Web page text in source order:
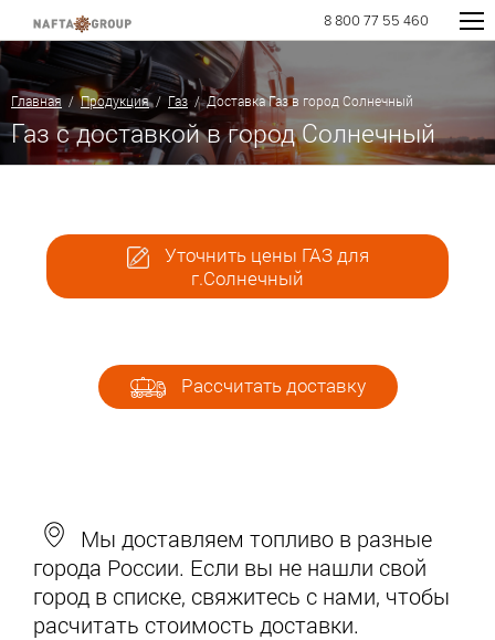
8 800 77 55 460
Главная /Продукция/ Газ / Доставка Газ в город Солнечный
Газ с доставкой в город Солнечный
Уточнить цены ГАЗ для
г.Солнечный
Рассчитать доставку
Мы доставляем топливо в разные
города России. Если вы не нашли свой
город в списке, свяжитесь с нами, чтобы
расчитать стоимость доставки.